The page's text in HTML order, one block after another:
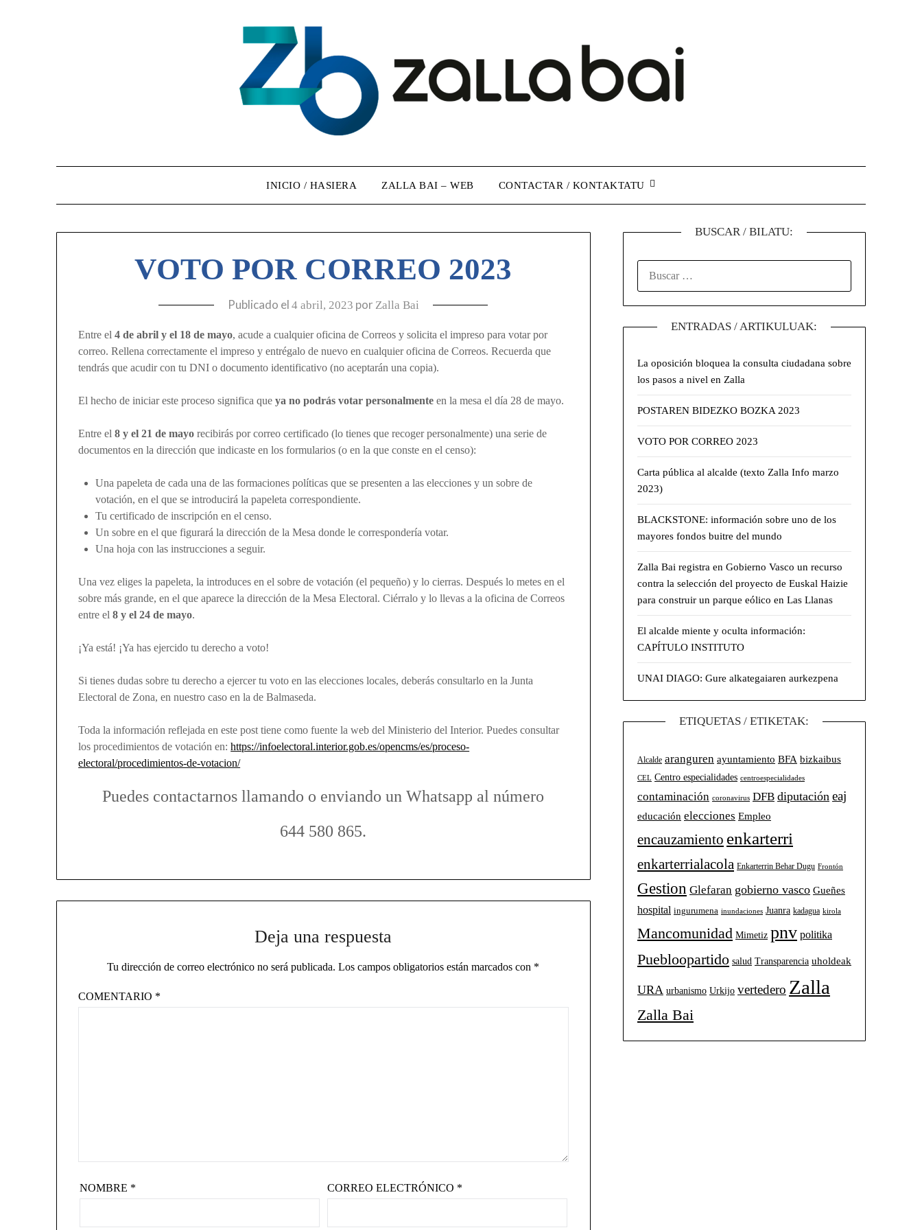
INICIO / HASIERA ZALLA BAI – WEB CONTACTAR / KONTAKTATU
VOTO POR CORREO 2023
Publicado el 4 abril, 2023 por Zalla Bai
Entre el4 de abril y el 18 de mayo, acude a cualquier oficina de Correos y solicita el impreso para votar por
correo. Rellena correctamente el impreso y entrégalo de nuevo en cualquier oficina de Correos. Recuerda que
tendrás que acudir con tu DNI o documento identificativo (no aceptarán una copia).
El hecho de iniciar este proceso significa queya no podrás votar personalmente en la mesa el día 28 de mayo.
Entre el8 y el 21 de mayo recibirás por correo certificado (lo tienes que recoger personalmente) una serie de
documentos en la dirección que indicaste en los formularios (o en la que conste en el censo):
Una papeleta de cada una de las formaciones políticas que se presenten a las elecciones y un sobre de
votación, en el que se introducirá la papeleta correspondiente.
Tu certificado de inscripción en el censo.
Un sobre en el que figurará la dirección de la Mesa donde le correspondería votar.
Una hoja con las instrucciones a seguir.
Una vez eliges la papeleta, la introduces en el sobre de votación (el pequeño) y lo cierras. Después lo metes en el
sobre más grande, en el que aparece la dirección de la Mesa Electoral. Ciérralo y lo llevas a la oficina de Correos
entre el8 y el 24 de mayo.
¡Ya está! ¡Ya has ejercido tu derecho a voto!
Si tienes dudas sobre tu derecho a ejercer tu voto en las elecciones locales, deberás consultarlo en la Junta
Electoral de Zona, en nuestro caso en la de Balmaseda.
Toda la información reflejada en este post tiene como fuente la web del Ministerio del Interior. Puedes consultar
los procedimientos de votación en:https://infoelectoral.interior.gob.es/opencms/es/proceso-
electoral/procedimientos-de-votacion/
Puedes contactarnos llamando o enviando un Whatsapp al número
644 580 865.
Deja una respuesta
Tu dirección de correo electrónico no será publicada. Los campos obligatorios están marcados con *
COMENTARIO *
NOMBRE * CORREO ELECTRÓNICO *
BUSCAR / BILATU:
ENTRADAS / ARTIKULUAK:
La oposición bloquea la consulta ciudadana sobre
los pasos a nivel en Zalla
POSTAREN BIDEZKO BOZKA 2023
VOTO POR CORREO 2023
Carta pública al alcalde (texto Zalla Info marzo
2023)
BLACKSTONE: información sobre uno de los
mayores fondos buitre del mundo
Zalla Bai registra en Gobierno Vasco un recurso
contra la selección del proyecto de Euskal Haizie
para construir un parque eólico en Las Llanas
El alcalde miente y oculta información:
CAPÍTULO INSTITUTO
UNAI DIAGO: Gure alkategaiaren aurkezpena
ETIQUETAS / ETIKETAK:
Alcalde aranguren ayuntamiento BFA bizkaibus
CEL Centro especialidades centroespecialidades
contaminación coronavirus DFB diputación eaj
educación elecciones Empleo
encauzamiento enkarterri
enkarterrialacola Enkarterrin Behar Dugu Frontón
Gestion Glefaran gobierno vasco Gueñes
hospital ingurumena inundaciones Juanra kadagua kirola
Mancomunidad Mimetiz pnv politika
Puebloopartido salud Transparencia uholdeak
URA urbanismo Urkijo vertedero Zalla
Zalla Bai